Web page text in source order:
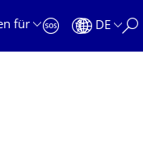
für
DE